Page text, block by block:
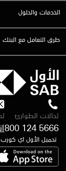
الخدمات والحلول
طرق التعامل مع البنك
لحالات الطوارئ
800 124 5666
تحميل الأول اي